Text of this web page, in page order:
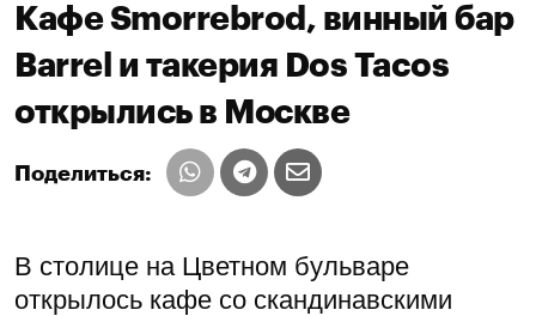
Кафе Smorrebrod, винный бар
Barrel и такерия Dos Tacos
открылись в Москве
Поделиться:
В столице на Цветном бульваре
открылось кафе со скандинавскими